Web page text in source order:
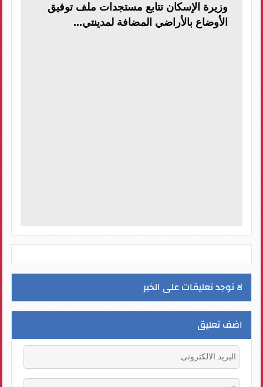
وزيرة الإسكان تتابع مستجدات ملف توفيق
الأوضاع بالأراضي المضافة لمدينتي...
لا توجد تعليقات على الخبر
اضف تعليق